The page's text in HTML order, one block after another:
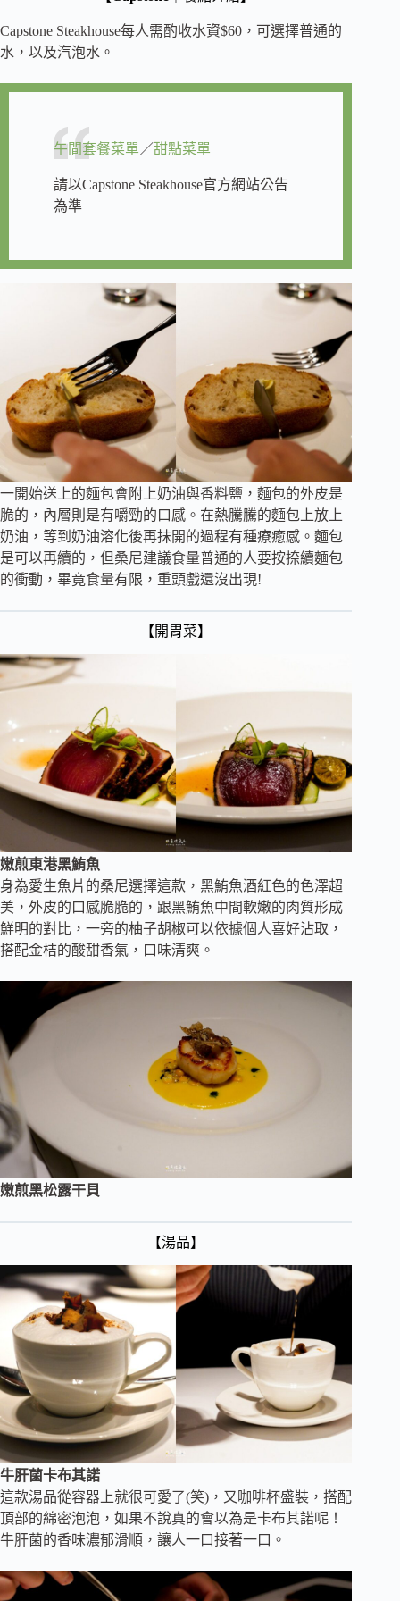
Capstone Steakhouse每人需酌收水資$60，可選擇普通的
水，以及汽泡水。
午間套餐菜單 ／甜點菜單
請以Capstone Steakhouse官方網站公告
為準
一開始送上的麵包會附上奶油與香料鹽，麵包的外皮是
脆的，內層則是有嚼勁的口感。在熱騰騰的麵包上放上
奶油，等到奶油溶化後再抹開的過程有種療癒感。麵包
是可以再續的，但桑尼建議食量普通的人要按捺續麵包
的衝動，畢竟食量有限，重頭戲還沒出現!
【開胃菜】
嫩煎東港黑鮪魚
身為愛生魚片的桑尼選擇這款，黑鮪魚酒紅色的色澤超
美，外皮的口感脆脆的，跟黑鮪魚中間軟嫩的肉質形成
鮮明的對比，一旁的柚子胡椒可以依據個人喜好沾取，
搭配金桔的酸甜香氣，口味清爽。
嫩煎黑松露干貝
【湯品】
牛肝菌卡布其諾
這款湯品從容器上就很可愛了(笑)，又咖啡杯盛裝，搭配
頂部的綿密泡泡，如果不說真的會以為是卡布其諾呢！
牛肝菌的香味濃郁滑順，讓人一口接著一口。